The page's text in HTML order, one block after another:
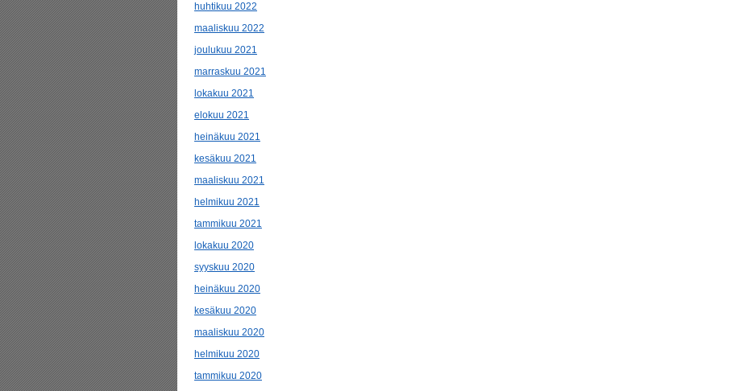
huhtikuu 2022
maaliskuu 2022
joulukuu 2021
marraskuu 2021
lokakuu 2021
elokuu 2021
heinäkuu 2021
kesäkuu 2021
maaliskuu 2021
helmikuu 2021
tammikuu 2021
lokakuu 2020
syyskuu 2020
heinäkuu 2020
kesäkuu 2020
maaliskuu 2020
helmikuu 2020
tammikuu 2020